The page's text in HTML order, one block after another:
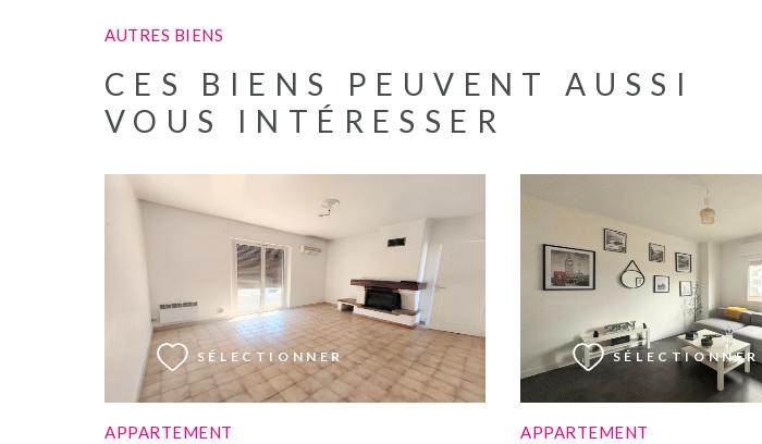
AUTRES BIENS
CES BIENS PEUVENT AUSSI
VOUS INTÉRESSER
APPARTEMENT
SÉLECTIONNER
VOIR LE BIEN
APPARTEMENT
SÉLECTIONNER
VOIR LE BIEN